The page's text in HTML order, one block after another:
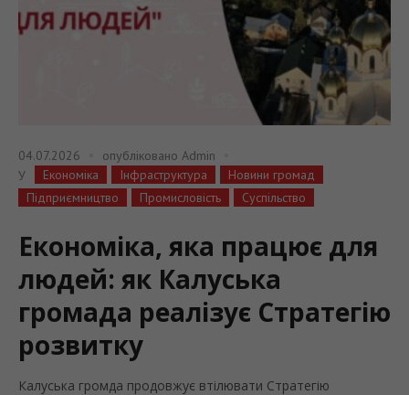
04.07.2026 опубліковано Admin
У
Економіка Інфраструктура
Новини громад
Підприємництво
Промисловість Суспільство
Економіка, яка працює для
людей: як Калуська
громада реалізує Стратегію
розвитку
Калуська громда продовжує втілювати Стратегію